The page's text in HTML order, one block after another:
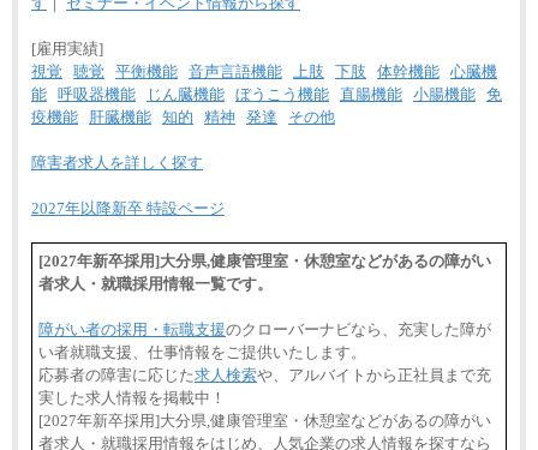
[雇用実績]
視覚
聴覚 平衡機能 音声言語機能 上肢 下肢 体幹機能 心臓機
能 呼吸器機能 じん臓機能 ぼうこう機能 直腸機能 小腸機能 免
疫機能
肝臓機能 知的 精神 発達 その他
障害者求人を詳しく探す
2027年以降新卒 特設ページ
[2027年新卒採用]大分県,健康管理室・休憩室などがあるの障がい
者求人・就職採用情報一覧です。
障がい者の採用・転職支援のクローバーナビなら、充実した障が
い者就職支援、仕事情報をご提供いたします。
応募者の障害に応じた求人検索や、アルバイトから正社員まで充
実した求人情報を掲載中！
[2027年新卒採用]大分県,健康管理室・休憩室などがあるの障がい
者求人・就職採用情報をはじめ、人気企業の求人情報を探すなら